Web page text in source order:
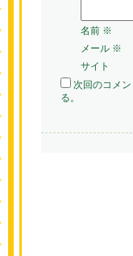
名前 ※
メール ※
サイト
次回のコメ
る。